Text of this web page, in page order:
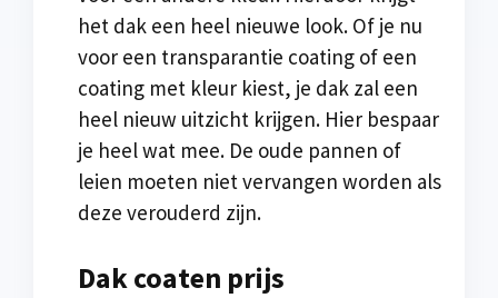
het dak een heel nieuwe look. Of je nu
voor een transparantie coating of een
coating met kleur kiest, je dak zal een
heel nieuw uitzicht krijgen. Hier bespaar
je heel wat mee. De oude pannen of
leien moeten niet vervangen worden als
deze verouderd zijn.
Dak coaten prijs